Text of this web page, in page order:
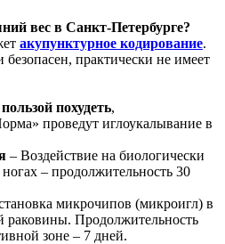
вес в Санкт-Петербурге?
акупунктурное кодирование.
практически не имеет
похудеть,
проведут иглоукалывание в
– Воздействие на биологически
– продолжительность 30
микрочипов (микроигл) в
раковины. Продолжительность
зоне – 7 дней.